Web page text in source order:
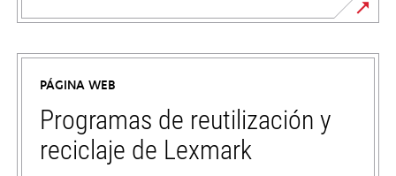
opens
in
new
tab
PÁGINA WEB
Programas de reutilización y
reciclaje de Lexmark